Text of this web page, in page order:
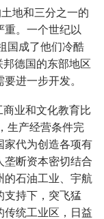
地和三分之一的
重。一个世纪以
国成了他们冷酷
邦德国的东部地区
进一步开发。
业和文化教育比
生产经营条件完
家代为创造各项有
垄断资本密切结合
的石油工业、宇航
支持下，突飞猛
传统工业区，日益